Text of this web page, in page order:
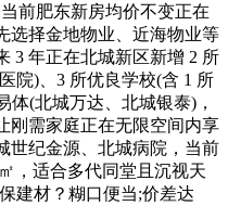
前肥东新房均价不变正在
选择金地物业、近海物业等
3 年正在北城新区新增 2 所
院)、3 所优良学校(含 1 所
体(北城万达、北城银泰)，
刚需家庭正在无限空间内享
世纪金源、北城病院，当前
，适合多代同堂且沉视天
建材？糊口便当;价差达